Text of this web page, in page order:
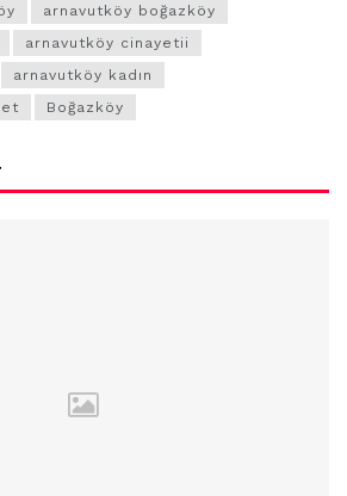
arnavutköy boğazköy
arnavutköy cinayetii
arnavutköy kadın
Boğazköy